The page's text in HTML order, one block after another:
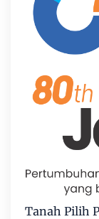
Tanah Pilih